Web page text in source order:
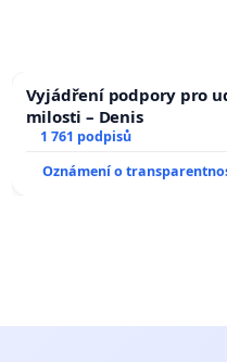
Vyjádření podpory pro
milosti – Denis
1 761 podpisů
Oznámení o